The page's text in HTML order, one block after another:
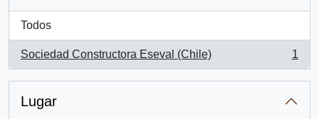
Todos
Sociedad Constructora Eseval (Chile)
, 1 resultados
1
Lugar